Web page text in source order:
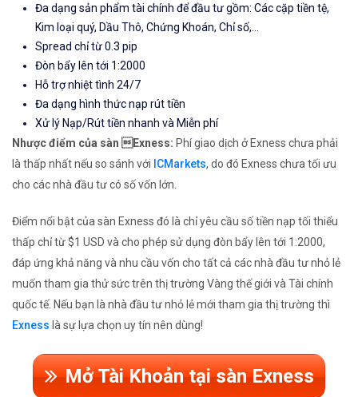
Đa dạng sản phẩm tài chính để đầu tư gồm: Các cặp tiền tệ,
Kim loại quý, Dầu Thô, Chứng Khoán, Chỉ số,...
Spread chỉ từ 0.3 pip
Đòn bẩy lên tới 1:2000
Hỗ trợ nhiệt tình 24/7
Đa dạng hình thức nạp rút tiền
Xử lý Nạp/Rút tiền nhanh và Miễn phí
Nhược điểm của sàn Exness: Phí giao dịch ở Exness chưa phải
là thấp nhất nếu so sánh với ICMarkets, do đó Exness chưa tối ưu
cho các nhà đầu tư có số vốn lớn.
Điểm nổi bật của sàn Exness đó là chỉ yêu cầu số tiền nạp tối thiểu
thấp chỉ từ $1 USD và cho phép sử dụng đòn bẩy lên tới 1:2000,
đáp ứng khả năng và nhu cầu vốn cho tất cả các nhà đầu tư nhỏ lẻ
muốn tham gia thử sức trên thị trường Vàng thế giới và Tài chính
quốc tế. Nếu bạn là nhà đầu tư nhỏ lẻ mới tham gia thị trường thì
Exness là sự lựa chọn uy tín nên dùng!
Mở Tài Khoản tại sàn Exness